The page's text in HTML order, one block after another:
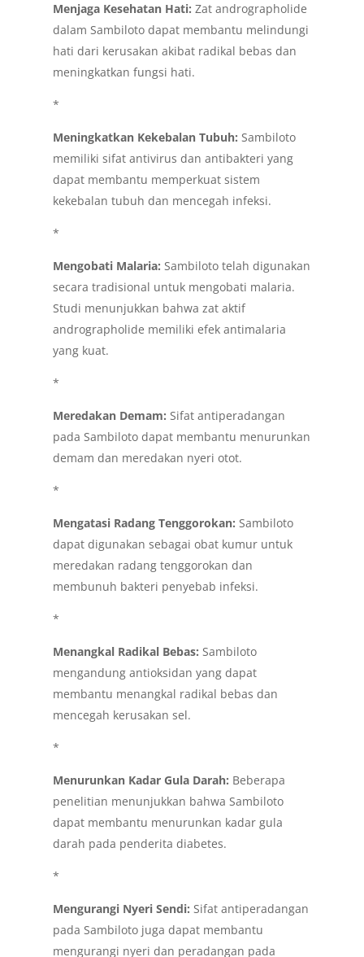
Menjaga Kesehatan Hati: Zat andrographolide
dalam Sambiloto dapat membantu melindungi
hati dari kerusakan akibat radikal bebas dan
meningkatkan fungsi hati.
*
Meningkatkan Kekebalan Tubuh: Sambiloto
memiliki sifat antivirus dan antibakteri yang
dapat membantu memperkuat sistem
kekebalan tubuh dan mencegah infeksi.
*
Mengobati Malaria: Sambiloto telah digunakan
secara tradisional untuk mengobati malaria.
Studi menunjukkan bahwa zat aktif
andrographolide memiliki efek antimalaria
yang kuat.
*
Meredakan Demam: Sifat antiperadangan
pada Sambiloto dapat membantu menurunkan
demam dan meredakan nyeri otot.
*
Mengatasi Radang Tenggorokan: Sambiloto
dapat digunakan sebagai obat kumur untuk
meredakan radang tenggorokan dan
membunuh bakteri penyebab infeksi.
*
Menangkal Radikal Bebas: Sambiloto
mengandung antioksidan yang dapat
membantu menangkal radikal bebas dan
mencegah kerusakan sel.
*
Menurunkan Kadar Gula Darah: Beberapa
penelitian menunjukkan bahwa Sambiloto
dapat membantu menurunkan kadar gula
darah pada penderita diabetes.
*
Mengurangi Nyeri Sendi: Sifat antiperadangan
pada Sambiloto juga dapat membantu
mengurangi nyeri dan peradangan pada